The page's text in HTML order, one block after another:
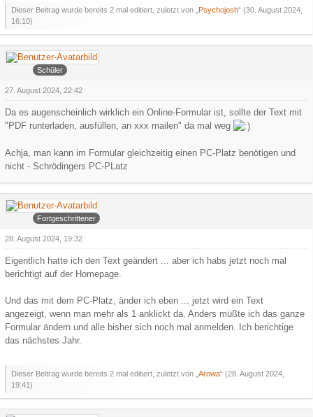
Dieser Beitrag wurde bereits 2 mal editiert, zuletzt von „ Psychojosh“ (30. August 2024,
16:10)
Faroul
Schüler
27. August 2024, 22:42
Da es augenscheinlich wirklich ein Online-Formular ist, sollte der Text mit
"PDF runterladen, ausfüllen, an xxx mailen" da mal weg
Achja, man kann im Formular gleichzeitig einen PC-Platz benötigen und
nicht - Schrödingers PC-PLatz
Arowa
Fortgeschrittener
28. August 2024, 19:32
Eigentlich hatte ich den Text geändert ... aber ich habs jetzt noch mal
berichtigt auf der Homepage.
Und das mit dem PC-Platz, änder ich eben ... jetzt wird ein Text
angezeigt, wenn man mehr als 1 anklickt da. Anders müßte ich das ganze
Formular ändern und alle bisher sich noch mal anmelden. Ich berichtige
das nächstes Jahr.
Dieser Beitrag wurde bereits 2 mal editiert, zuletzt von „ Arowa“ (28. August 2024,
19:41 )